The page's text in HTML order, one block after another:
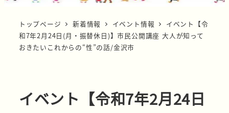
トップページ 新着情報 イベント情報
イベント【令
和7年2月24日(月・振替休日)】市民公開講座 大人が知って
おきたいこれからの“性”の話/金沢市
イベント【令和7年2月24日